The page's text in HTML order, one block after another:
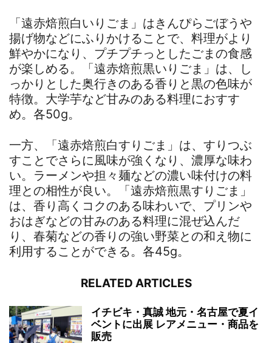
「遠赤焙煎白いりごま」はきんぴらごぼうや
揚げ物などにふりかけることで、料理がより
鮮やかになり、プチプチっとしたごまの食感
が楽しめる。「遠赤焙煎黒いりごま」は、し
っかりとした奥行きのある香りと黒の色味が
特徴。大学芋など甘みのある料理におすす
め。各50g。
一方、「遠赤焙煎白すりごま」は、すりつぶ
すことでさらに風味が強くなり、濃厚な味わ
い。ラーメンや担々麺などの濃い味付けの料
理との相性が良い。「遠赤焙煎黒すりごま」
は、香り高くコクのある味わいで、プリンや
おはぎなどの甘みのある料理に混ぜ込んだ
り、春菊などの香りの強い野菜との和え物に
利用することができる。各45g。
RELATED ARTICLES
イチビキ・真誠 地元・名古屋で夏イ
ベントに出展 レアメニュー・商品を
販売